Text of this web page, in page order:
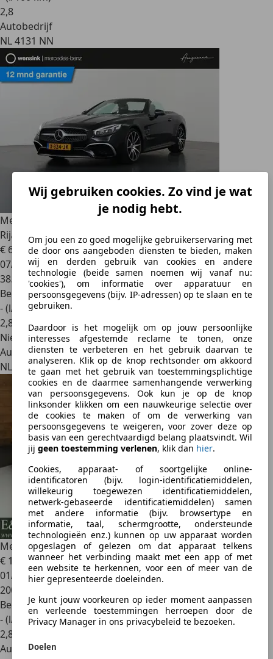
Wij gebruiken cookies. Zo vind je wat
je nodig hebt.
Om jou een zo goed mogelijke gebruikerservaring met
de door ons aangeboden diensten te bieden, maken
wij en derden gebruik van cookies en andere
technologie (beide samen noemen wij vanaf nu:
'cookies'), om informatie over apparatuur en
persoonsgegevens (bijv. IP-adressen) op te slaan en te
gebruiken.
Daardoor is het mogelijk om op jouw persoonlijke
interesses afgestemde reclame te tonen, onze
diensten te verbeteren en het gebruik daarvan te
analyseren. Klik op de knop rechtsonder om akkoord
te gaan met het gebruik van toestemmingsplichtige
cookies en de daarmee samenhangende verwerking
van persoonsgegevens. Ook kun je op de knop
linksonder klikken om een nauwkeurige selectie over
de cookies te maken of om de verwerking van
persoonsgegevens te weigeren, voor zover deze op
basis van een gerechtvaardigd belang plaatsvindt. Wil
jij geen toestemming verlenen, klik dan hier.
Cookies, apparaat- of soortgelijke online-
identificatoren (bijv. login-identificatiemiddelen,
willekeurig toegewezen identificatiemiddelen,
netwerk-gebaseerde identificatiemiddelen) samen
met andere informatie (bijv. browsertype en
informatie, taal, schermgrootte, ondersteunde
technologieën enz.) kunnen op uw apparaat worden
opgeslagen of gelezen om dat apparaat telkens
wanneer het verbinding maakt met een app of met
een website te herkennen, voor een of meer van de
hier gepresenteerde doeleinden.
Je kunt jouw voorkeuren op ieder moment aanpassen
en verleende toestemmingen herroepen door de
Privacy Manager in ons privacybeleid te bezoeken.
Doelen
2,8
Autobedrijf
NL 4131 NN
Mercedes-Benz SL 400
| AMG | Massage | Panoramadak |
Rijassistentiepak
€ 69.850
07/2019
38.184 km
Benzine
- (l/100 km)
2,8
Nieuw
Autobedrijf
NL 7005 AG
Mercedes-Benz SL 450Cabriolet
€ 19.950
01/1973
200.003 km
Benzine
- (l/100 km)
2,8
Autobedrijf